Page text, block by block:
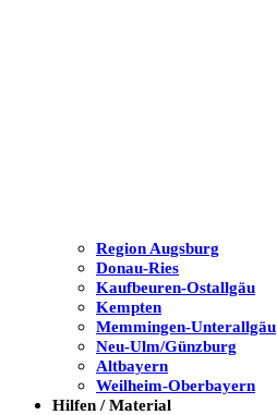
Region Augsburg
Donau-Ries
Kaufbeuren-Ostallgäu
Kempten
Memmingen-Unterallgäu
Neu-Ulm/Günzburg
Altbayern
Weilheim-Oberbayern
Hilfen / Material